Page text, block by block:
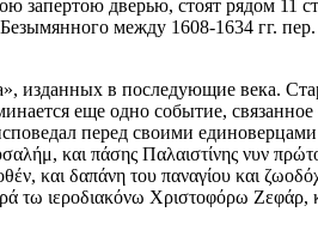
запертою дверью, стоят рядом 11
между 1608-1634 гг.
изданных в последующие века.
еще одно событие,
перед своими
και πάσης Παλαιστίνης νυν
και δαπάνη του παναγίου και
τω ιεροδιακόνω Χριστοφόρω Ζεφάρ,